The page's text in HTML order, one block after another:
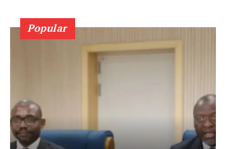
Popular